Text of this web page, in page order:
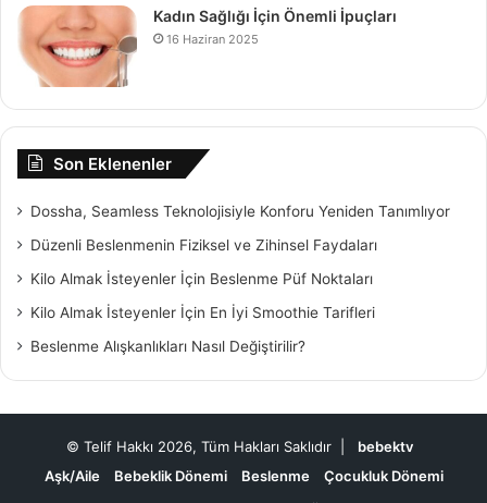
Kadın Sağlığı İçin Önemli İpuçları
16 Haziran 2025
Son Eklenenler
Dossha, Seamless Teknolojisiyle Konforu Yeniden Tanımlıyor
Düzenli Beslenmenin Fiziksel ve Zihinsel Faydaları
Kilo Almak İsteyenler İçin Beslenme Püf Noktaları
Kilo Almak İsteyenler İçin En İyi Smoothie Tarifleri
Beslenme Alışkanlıkları Nasıl Değiştirilir?
© Telif Hakkı 2026, Tüm Hakları Saklıdır | bebektv
Aşk/Aile
Bebeklik Dönemi Beslenme
Çocukluk Dönemi